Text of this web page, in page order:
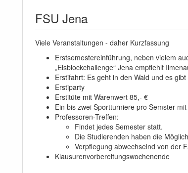
FSU Jena
Viele Veranstaltungen - daher Kurzfassung
Erstsemestereinführung, neben vielem
„Eisblockchallenge“ Jena empfiehlt
Erstifahrt: Es geht in den Wald und es
Erstiparty
Erstitüte mit Warenwert 85,- €
Ein bis zwei Sportturniere pro Semster
Professoren-Treffen:
Findet jedes Semester statt.
Die Studierenden haben die
Verpflegung abwechselnd von der
Klausurenvorbereitungswochenende